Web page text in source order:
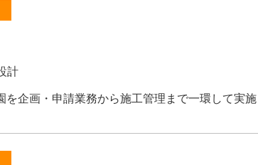
計
を企画・申請業務から施工管理まで一環して実施